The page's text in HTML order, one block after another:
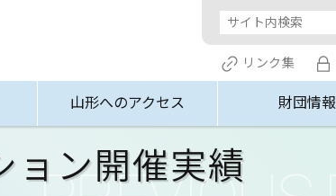
山形へのアクセス 財団情報
リンク集
ョン開催実績